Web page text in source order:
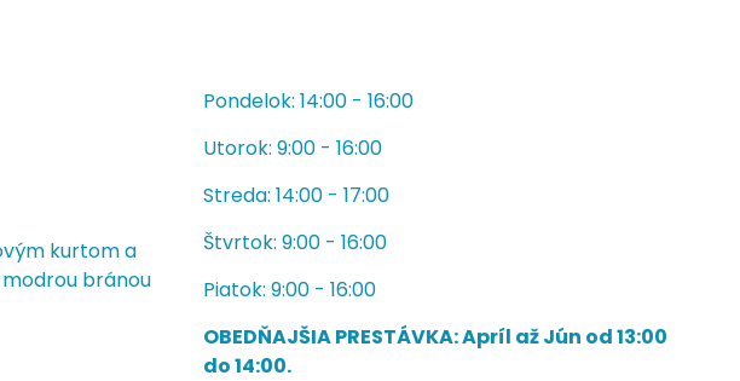
kurtom a
bránou
Pondelok: 14:00 - 16:00
Utorok: 9:00 - 16:00
Streda: 14:00 - 17:00
Štvrtok: 9:00 - 16:00
Piatok: 9:00 - 16:00
OBEDŇAJŠIA PRESTÁVKA: Apríl až Jún od 13:00
do 14:00.